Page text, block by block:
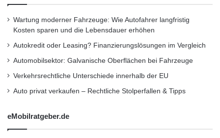
Wartung moderner Fahrzeuge: Wie Autofahrer langfristig
Kosten sparen und die Lebensdauer erhöhen
Autokredit oder Leasing? Finanzierungslösungen im Vergleich
Automobilsektor: Galvanische Oberflächen bei Fahrzeuge
Verkehrsrechtliche Unterschiede innerhalb der EU
Auto privat verkaufen – Rechtliche Stolperfallen & Tipps
eMobilratgeber.de